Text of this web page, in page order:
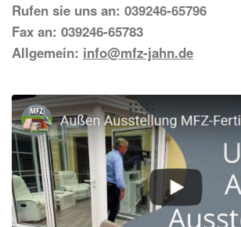
Rufen sie uns an: 039246-65796
Fax an: 039246-65783
Allgemein: info@mfz-jahn.de